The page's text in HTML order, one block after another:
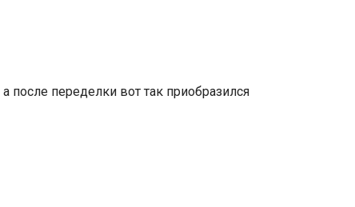
а после переделки вот так приобразился